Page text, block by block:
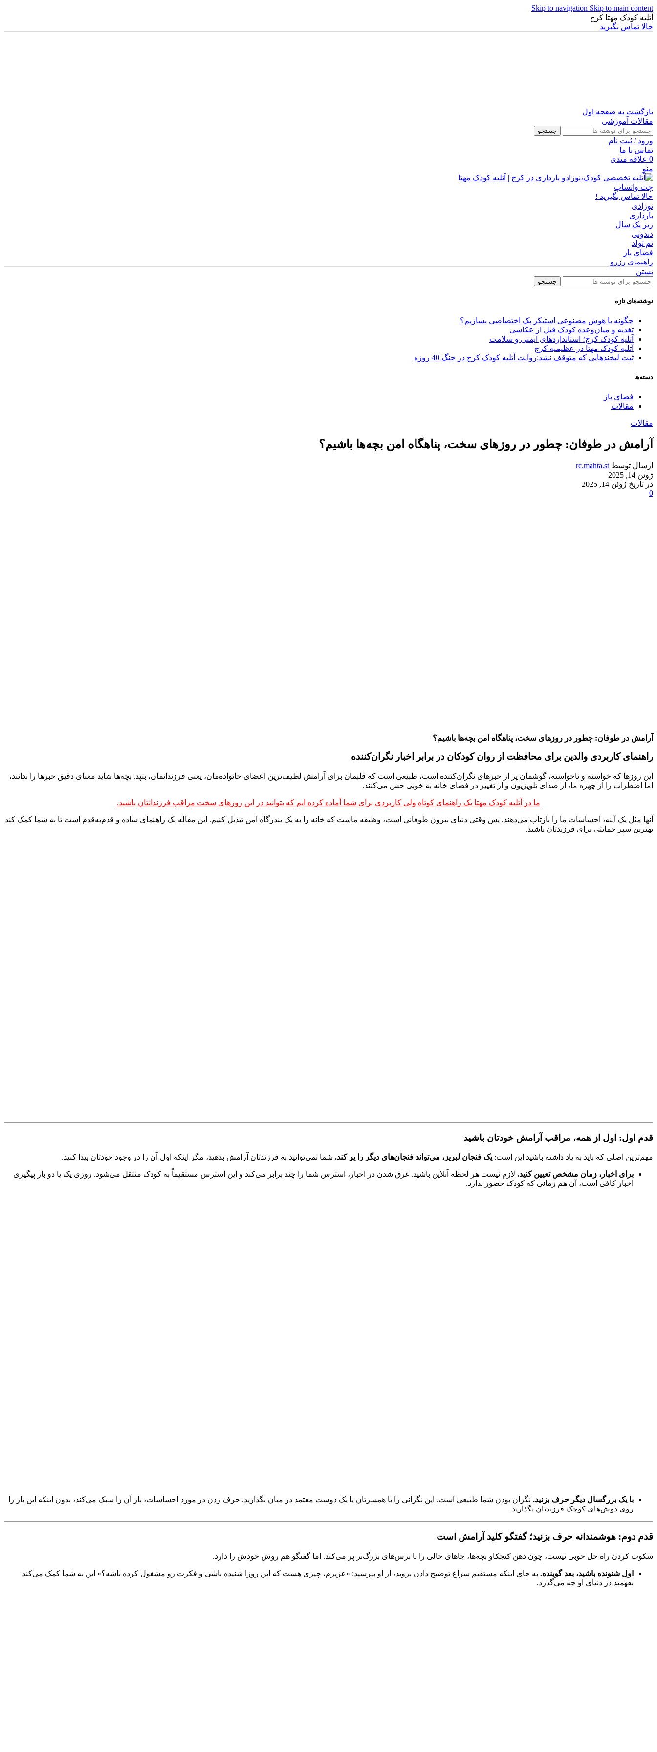
Skip to navigation Skip to main content
آتلیه کودک مهتا کرج
حالا تماس بگیرید
بازگشت به صفحه اول
مقالات آموزشی
جستجو
ورود / ثبت نام
تماس با ما
0 علاقه مندی
منو
چت واتساپ
حالا تماس بگیرید !
نوزادی
بارداری
زیر یک سال
دندونی
تم تولد
فضای باز
راهنمای رزرو
بستن
جستجو
نوشته‌های تازه
چگونه با هوش مصنوعی استیکر پک اختصاصی بسازیم؟
تغذیه و میان‌وعده کودک قبل از عکاسی
آتلیه کودک کرج؛ استانداردهای ایمنی و سلامت
آتلیه کودک مهتا در عظیمیه کرج
ثبت لبخندهایی که متوقف نشد:روایت آتلیه کودک کرج در جنگ 40 روزه
دسته‌ها
فضای باز
مقالات
مقالات
آرامش در طوفان: چطور در روزهای سخت، پناهگاه امن بچه‌ها باشیم؟
ارسال توسط rc.mahta.st
ژوئن 14, 2025
در تاریخ ژوئن 14, 2025
0
آرامش در طوفان: چطور در روزهای سخت، پناهگاه امن بچه‌ها باشیم؟
راهنمای کاربردی والدین برای محافظت از روان کودکان در برابر اخبار نگران‌کننده
این روزها که خواسته و ناخواسته، گوشمان پر از خبرهای نگران‌کننده است، طبیعی است که قلبمان برای آرامش لطیف‌ترین اعضای خانواده‌مان، یعنی فرزندانمان، بتپد. بچه‌ها شاید معنای دقیق خبرها را ندانند،
اما اضطراب را از چهره ما، از صدای تلویزیون و از تغییر در فضای خانه به خوبی حس می‌کنند.
ما در آتلیه کودک مهتا یک راهنمای کوتاه ولی کاربردی برای شما آماده کرده ایم که بتوانید در این روزهای سخت مراقب فرزندانتان باشید.
آنها مثل یک آینه، احساسات ما را بازتاب می‌دهند. پس وقتی دنیای بیرون طوفانی است، وظیفه ماست که خانه را به یک بندرگاه امن تبدیل کنیم. این مقاله یک راهنمای ساده و قدم‌به‌قدم است تا به شما کمک کند
بهترین سپر حمایتی برای فرزندتان باشید.
قدم اول: اول از همه، مراقب آرامش خودتان باشید
مهم‌ترین اصلی که باید به یاد داشته باشید این است: یک فنجان لبریز، می‌تواند فنجان‌های دیگر را پر کند. شما نمی‌توانید به فرزندتان آرامش بدهید، مگر اینکه اول آن را در وجود خودتان پیدا کنید.
برای اخبار، زمان مشخص تعیین کنید. لازم نیست هر لحظه آنلاین باشید. غرق شدن در اخبار، استرس شما را چند برابر می‌کند و این استرس مستقیماً به کودک منتقل می‌شود. روزی یک یا دو بار پیگیری
اخبار کافی است، آن هم زمانی که کودک حضور ندارد.
با یک بزرگسال دیگر حرف بزنید. نگران بودن شما طبیعی است. این نگرانی را با همسرتان یا یک دوست معتمد در میان بگذارید. حرف زدن در مورد احساسات، بار آن را سبک می‌کند، بدون اینکه این بار را
روی دوش‌های کوچک فرزندتان بگذارید.
قدم دوم: هوشمندانه حرف بزنید؛ گفتگو کلید آرامش است
سکوت کردن راه حل خوبی نیست، چون ذهن کنجکاو بچه‌ها، جاهای خالی را با ترس‌های بزرگ‌تر پر می‌کند. اما گفتگو هم روش خودش را دارد.
اول شنونده باشید، بعد گوینده. به جای اینکه مستقیم سراغ توضیح دادن بروید، از او بپرسید: «عزیزم، چیزی هست که این روزا شنیده باشی و فکرت رو مشغول کرده باشه؟» این به شما کمک می‌کند
بفهمید در دنیای او چه می‌گذرد.